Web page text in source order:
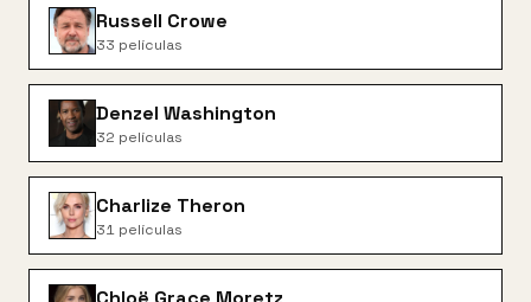
Russell Crowe
33 películas
Denzel Washington
32 películas
Charlize Theron
31 películas